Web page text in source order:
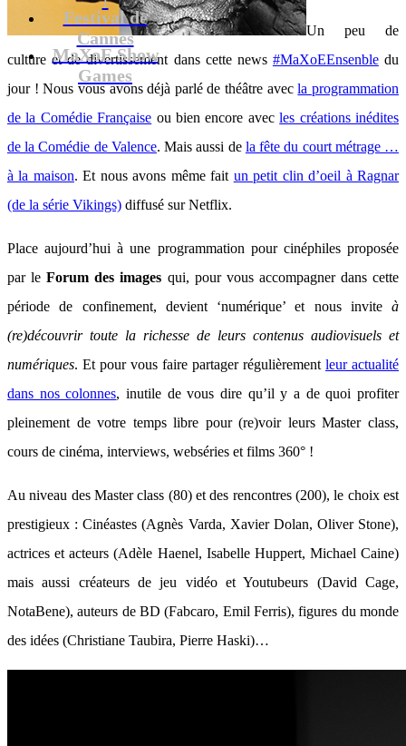
Festival de
Cannes
MaXoE Show
Games
Un peu de
culture et de divertissement dans cette news #MaXoEEnsenbledu
jour ! Nous vous avons déjà parlé de théâtre avecla programmation
de la Comédie Française ou bien encore avecles créations inédites
de la Comédie de Valence. Mais aussi de la fête du court métrage …
à la maison. Et nous avons même fait un petit clin d’oeil à Ragnar
(de la série Vikings) diffusé sur Netflix.
Place aujourd’hui à une programmation pour cinéphiles proposée
par leForum des images qui, pour vous accompagner dans cette
période de confinement, devient ‘numérique’ et nous invite à
(re)découvrir toute la richesse de leurs contenus audiovisuels et
numériques. Et pour vous faire partager régulièrement leur actualité
dans nos colonnes, inutile de vous dire qu’il y a de quoi profiter
pleinement de votre temps libre pour (re)voir leurs Master class,
cours de cinéma, interviews, webséries et films 360° !
Au niveau des Master class (80) et des rencontres (200), le choix est
prestigieux : Cinéastes (Agnès Varda, Xavier Dolan, Oliver Stone),
actrices et acteurs (Adèle Haenel, Isabelle Huppert, Michael Caine)
mais aussi créateurs de jeu vidéo et Youtubeurs (David Cage,
NotaBene), auteurs de BD (Fabcaro, Emil Ferris), figures du monde
des idées (Christiane Taubira, Pierre Haski)…